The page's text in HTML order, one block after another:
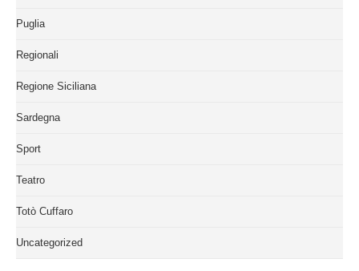
Puglia
Regionali
Regione Siciliana
Sardegna
Sport
Teatro
Totò Cuffaro
Uncategorized